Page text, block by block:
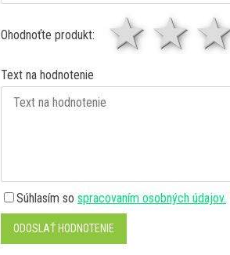
Ohodnoťte produkt: 2
1
Text na hodnotenie
Súhlasím so spracovaním osobných údajov.
ODOSLAŤ HODNOTENIE